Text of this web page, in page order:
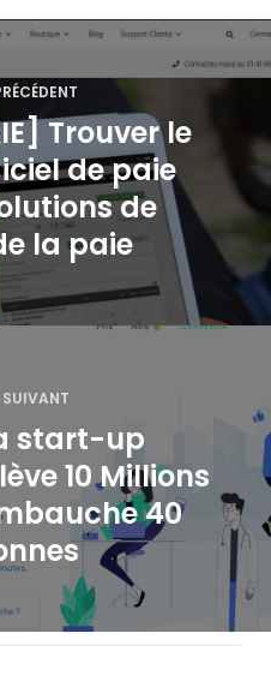
Trouver le
de paie
de
la paie
start-up
10 Millions
40